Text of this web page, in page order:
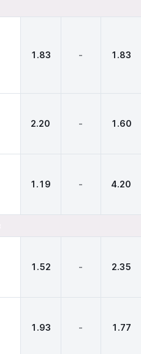
1.83 - 1.83
2.20 - 1.60
1.19 - 4.20
1.52 - 2.35
1.93 - 1.77